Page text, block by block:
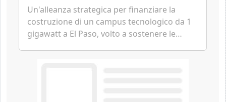
Un'alleanza strategica per finanziare la
costruzione di un campus tecnologico da 1
gigawatt a El Paso, volto a sostenere le